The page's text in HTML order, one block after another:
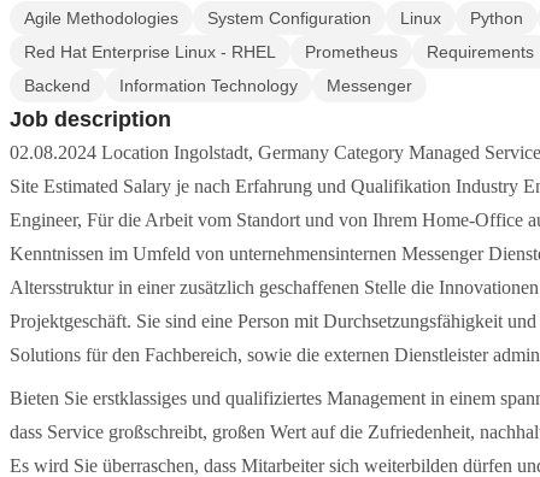
Agile Methodologies System Configuration Linux
Python
Red Hat Enterprise Linux - RHEL
Prometheus
Backend
Information Technology Messenger
Job description
02.08.2024 Location Ingolstadt, Germany Category Managed
Site Estimated Salary je nach Erfahrung und Qualifikation Industry
Engineer, Für die Arbeit vom Standort und von Ihrem Home-Office
Kenntnissen im Umfeld von unternehmensinternen Messenger
Altersstruktur in einer zusätzlich geschaffenen Stelle die
Projektgeschäft. Sie sind eine Person mit Durchsetzungsfähigkeit
Solutions für den Fachbereich, sowie die externen Dienstleister
Bieten Sie erstklassiges und qualifiziertes Management in einem
dass Service großschreibt, großen Wert auf die Zufriedenheit,
Es wird Sie überraschen, dass Mitarbeiter sich weiterbilden dürfen